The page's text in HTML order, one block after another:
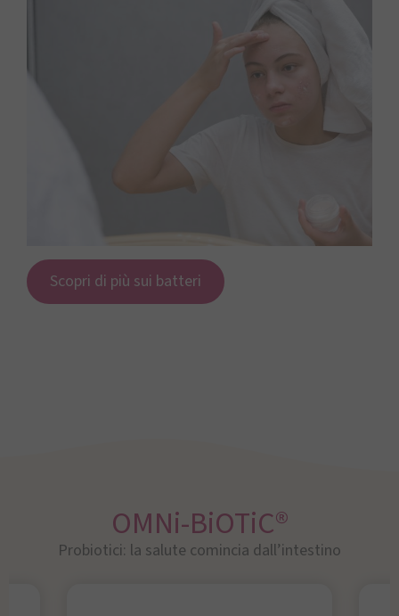
Scopri di più sui batteri
OMNi-BiOTiC®
Probiotici: la salute comincia dall’intestino